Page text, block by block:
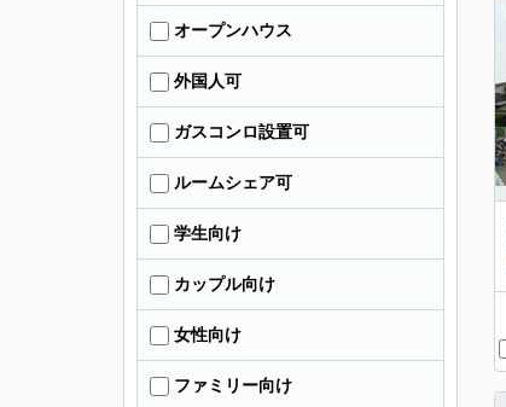
オープンハウス
外国人可
ガスコンロ設置可
ルームシェア可
学生向け
カップル向け
女性向け
ファミリー向け